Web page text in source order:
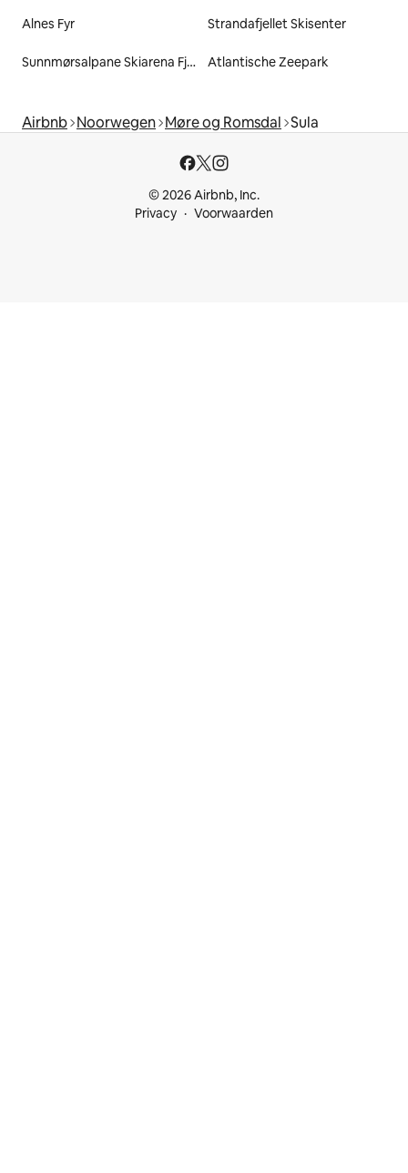
Alnes Fyr Strandafjellet Skisenter
Sunnmørsalpane Skiarena Fjellseter Atlantische Zeepark
Airbnb Noorwegen Møre og Romsdal Sula
© 2026 Airbnb, Inc.
Privacy
Voorwaarden